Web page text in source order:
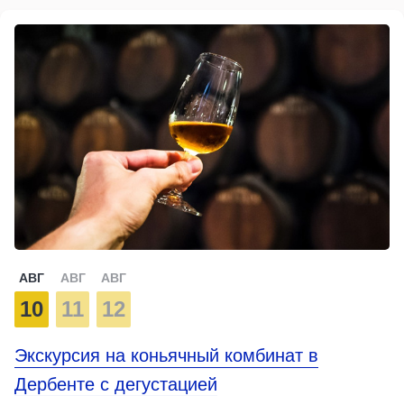
АВГ
10
АВГ
11
АВГ
12
Экскурсия на коньячный комбинат в
Дербенте с дегустацией